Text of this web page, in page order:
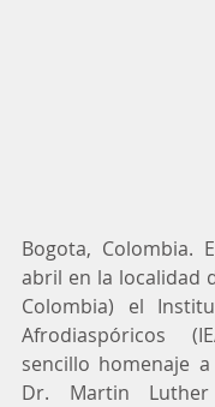
Bogota, Colombia.
abril en la localidad
Colombia) el
Afrodiaspóricos
sencillo homenaje
Dr. Martin